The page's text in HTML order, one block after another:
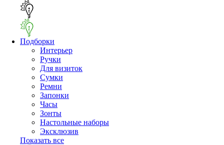
Подборки
Интерьер
Ручки
Для визиток
Сумки
Ремни
Запонки
Часы
Зонты
Настольные наборы
Эксклюзив
Показать все